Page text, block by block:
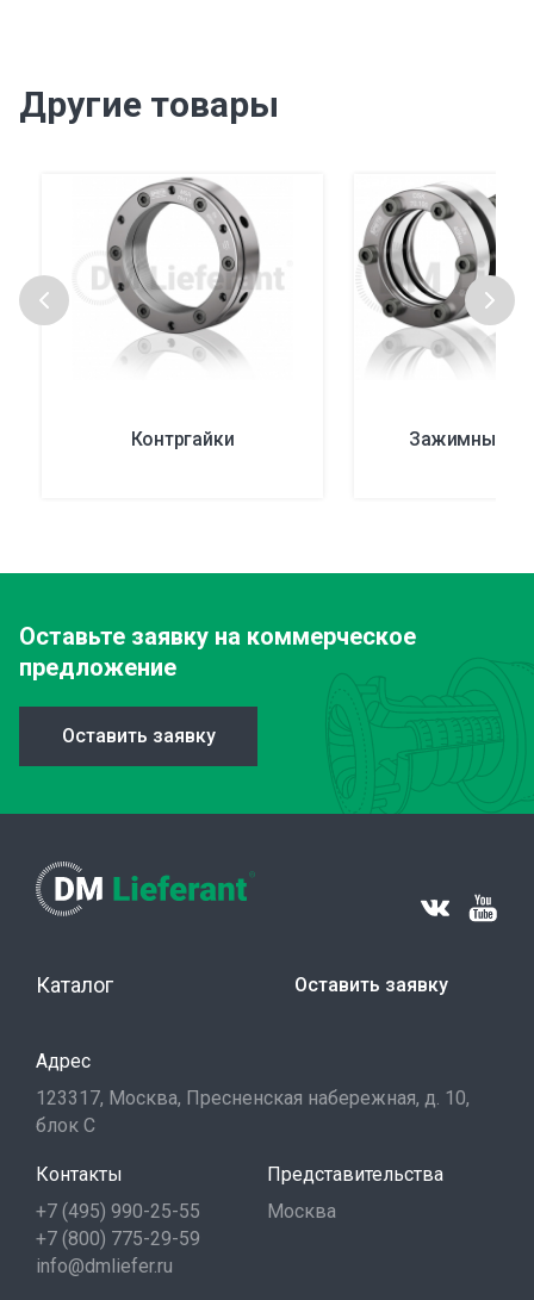
Другие товары
Контргайки Зажимные
Оставьте заявку на коммерческое
предложение
Оставить заявку
Каталог Оставить заявку
Адрес
123317, Москва, Пресненская набережная, д. 10,
блок С
Контакты
+7 (495) 990-25-55
+7 (800) 775-29-59
info@dmliefer.ru
Представительства
Москва